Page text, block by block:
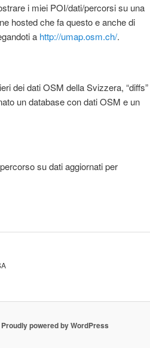
i miei POI/dati/percorsi su una
hosted che fa questo e anche di
a http://umap.osm.ch/.
dei dati OSM della Svizzera, “diffs”
un database con dati OSM e un
su dati aggiornati per
Proudly powered by WordPress